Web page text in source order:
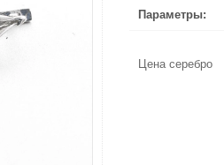
Параметры:
Цена серебро